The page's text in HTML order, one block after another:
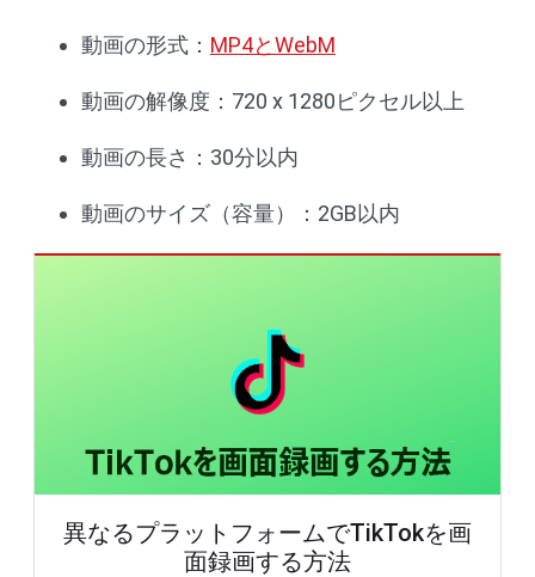
動画の形式： MP4とWebM
動画の解像度：720 x 1280ピクセル以上
動画の長さ：30分以内
動画のサイズ（容量）：2GB以内
異なるプラットフォームでTikTokを画
面録画する方法